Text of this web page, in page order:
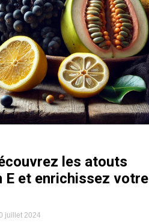
les atouts
E et enrichissez votre
juillet 2024